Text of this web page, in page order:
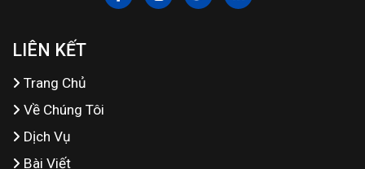
LIÊN KẾT
Trang Chủ
Về Chúng Tôi
Dịch Vụ
Bài Viết